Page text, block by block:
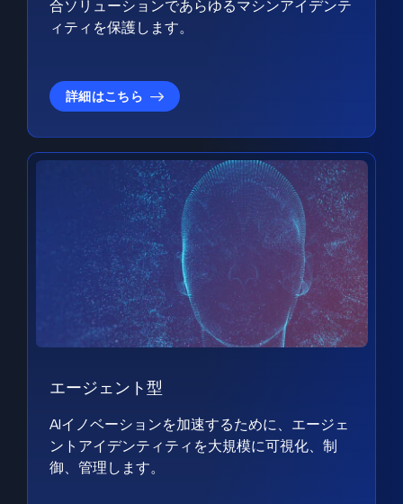
合ソリューションであらゆるマシンアイデンテ
ィティを保護します。
詳細はこちら
エージェント型
AIイノベーションを加速するために、エージェ
ントアイデンティティを大規模に可視化、制
御、管理します。